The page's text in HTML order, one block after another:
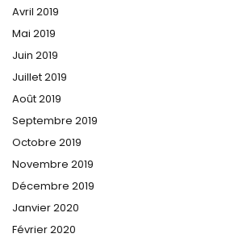
Avril 2019
Mai 2019
Juin 2019
Juillet 2019
Août 2019
Septembre 2019
Octobre 2019
Novembre 2019
Décembre 2019
Janvier 2020
Février 2020